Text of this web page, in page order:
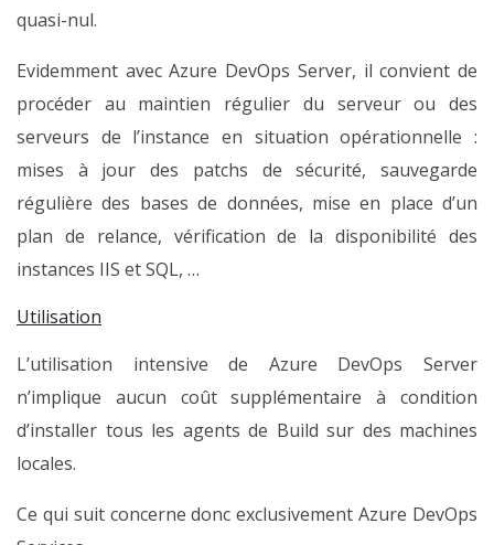
quasi-nul.
Evidemment avec Azure DevOps Server, il convient de
procéder au maintien régulier du serveur ou des
serveurs de l’instance en situation opérationnelle :
mises à jour des patchs de sécurité, sauvegarde
régulière des bases de données, mise en place d’un
plan de relance, vérification de la disponibilité des
instances IIS et SQL, …
Utilisation
L’utilisation intensive de Azure DevOps Server
n’implique aucun coût supplémentaire à condition
d’installer tous les agents de Build sur des machines
locales.
Ce qui suit concerne donc exclusivement Azure DevOps